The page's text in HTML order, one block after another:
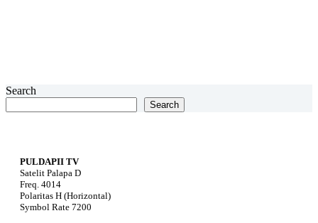
Search
Search
PULDAPII TV
Satelit Palapa D
Freq. 4014
Polaritas H (Horizontal)
Symbol Rate 7200